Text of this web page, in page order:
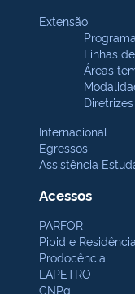
Extensão
Linhas
Áreas
Internacional
Egressos
Assistência
Acessos
PARFOR
Pibid e
Prodocência
LAPETRO
CNPq